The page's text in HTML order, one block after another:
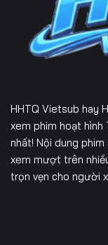
HHTQ Vietsub hay
xem phim hoạt
nhất! Nội dung phim
xem mượt trên
trọn vẹn cho người